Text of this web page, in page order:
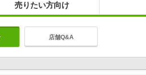
売りたい方向け
店舗Q&A